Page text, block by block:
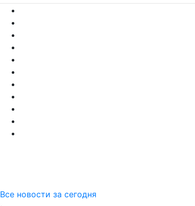
Все новости за сегодня